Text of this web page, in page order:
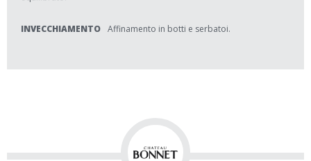
INVECCHIAMENTO Affinamento in botti e serbatoi.